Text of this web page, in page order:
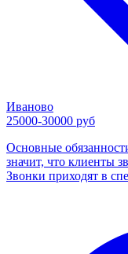
Иваново
25000-30000 руб
Основные
значит, что клиенты
Звонки приходят в